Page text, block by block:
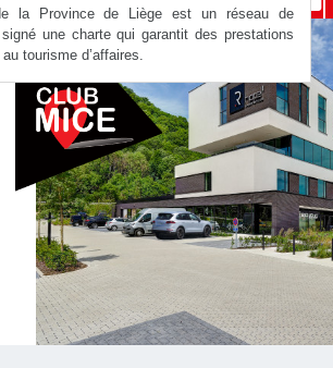
la Province de Liège est un réseau de
une charte qui garantit des prestations
tourisme d’affaires.